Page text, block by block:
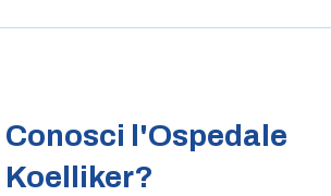
Conosci l'Ospedale
Koelliker?